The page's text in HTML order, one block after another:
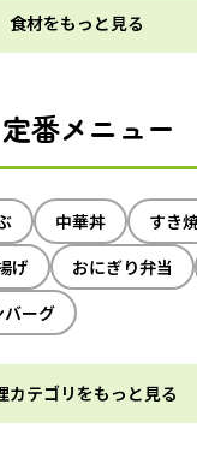
食材をもっと見る
定番メニュー
中華丼
すき
げ
おにぎり弁当
バーグ
カテゴリをもっと見る